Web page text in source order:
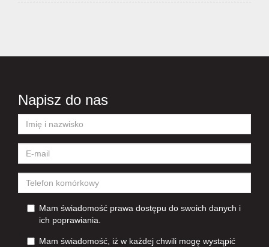
Napisz do nas
Mam świadomość prawa dostępu do swoich danych i
ich poprawiania.
Mam świadomość, iż w każdej chwili mogę wystąpić